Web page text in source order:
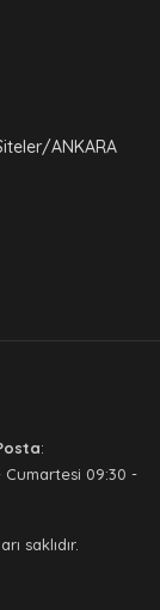
ANKARA
:
Cumartesi 09:30 -
saklıdır.